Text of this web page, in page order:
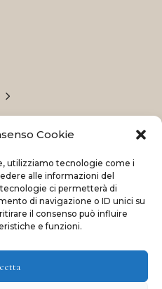
Cookie
utilizziamo tecnologie come i
alle informazioni del
ci permetterà di
di navigazione o ID unici su
il consenso può influire
e funzioni.
| All rights reserved
by